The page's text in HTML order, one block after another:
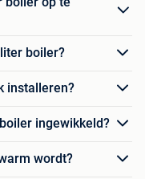
boiler?
installeren?
ingewikkeld?
wordt?